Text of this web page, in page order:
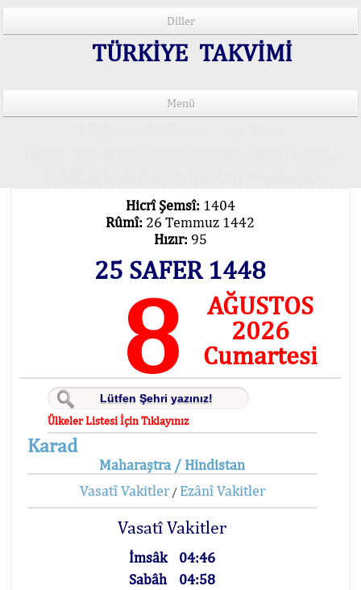
Diller
TÜRKİYE TAKVİMİ
Menü
Hicrî Şemsî: 1404
Rûmî: 26 Temmuz 1442
Hızır: 95
25 SAFER 1448
8
AĞUSTOS
2026
Cumartesi
Ülkeler Listesi İçin Tıklayınız
Karad
Maharaştra / Hindistan
Vasatî Vakitler/ Ezânî Vakitler
Vasatî Vakitler
İmsâk
04:46
Sabâh
04:58